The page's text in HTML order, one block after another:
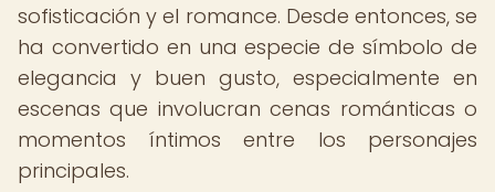
sofisticación y el romance. Desde entonces, se
ha convertido en una especie de símbolo de
elegancia y buen gusto, especialmente en
escenas que involucran cenas románticas o
momentos íntimos entre los personajes
principales.